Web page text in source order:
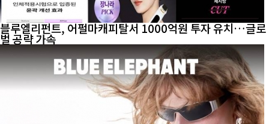
블루엘리펀트, 어펄마캐피탈서 1000억원 투자 유치…글로
벌 공략 가속